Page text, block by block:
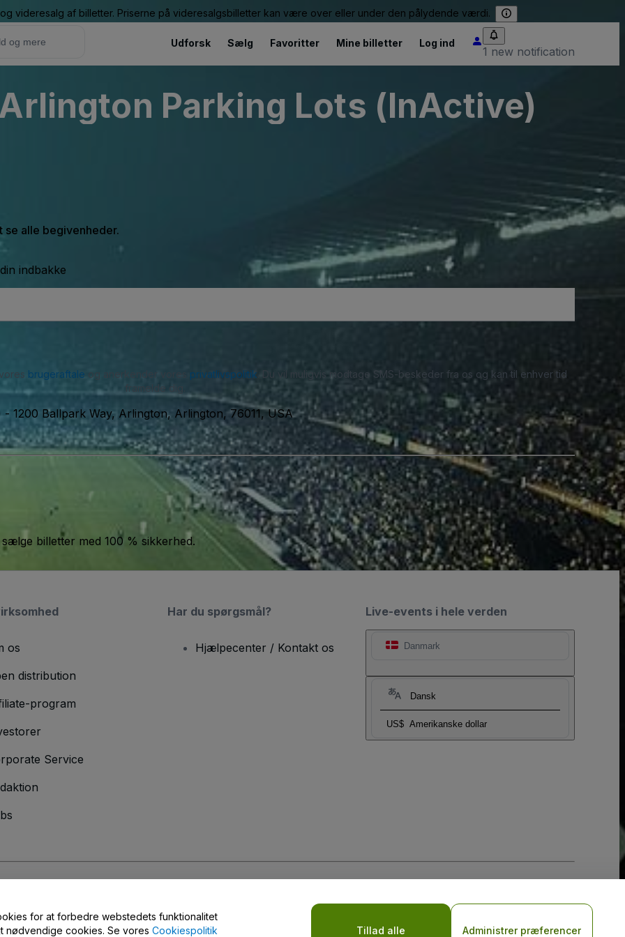
videresalg af billetter. Priserne på videresalgsbilletter kan være over eller under den pålydende værdi.
Udforsk Sælg Favoritter Mine billetter Log ind
1 new notification
Parking Lots (InActive)
alle begivenheder.
indbakke
brugeraftale privatlivspolitik . Du vil muligvis modtage SMS-beskeder fra os og kan til enhver tid
framelde dig.
- 1200 Ballpark Way, Arlington, Arlington, 76011, USA
billetter med 100 % sikkerhed.
Live-events i hele verden
Danmark
Dansk
US$ Amerikanske dollar
os
distribution
program
Service
Har du spørgsmål?
Hjælpecenter / Kontakt os
for at forbedre webstedets funktionalitet
nødvendige cookies. Se vores Cookiespolitik Tillad alle Administrer præferencer